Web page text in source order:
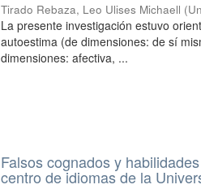
Tirado Rebaza, Leo Ulises Michaell (
La presente investigación estuvo
autoestima (de dimensiones: de sí
dimensiones: afectiva, ...
Falsos cognados y
centro de idiomas de la